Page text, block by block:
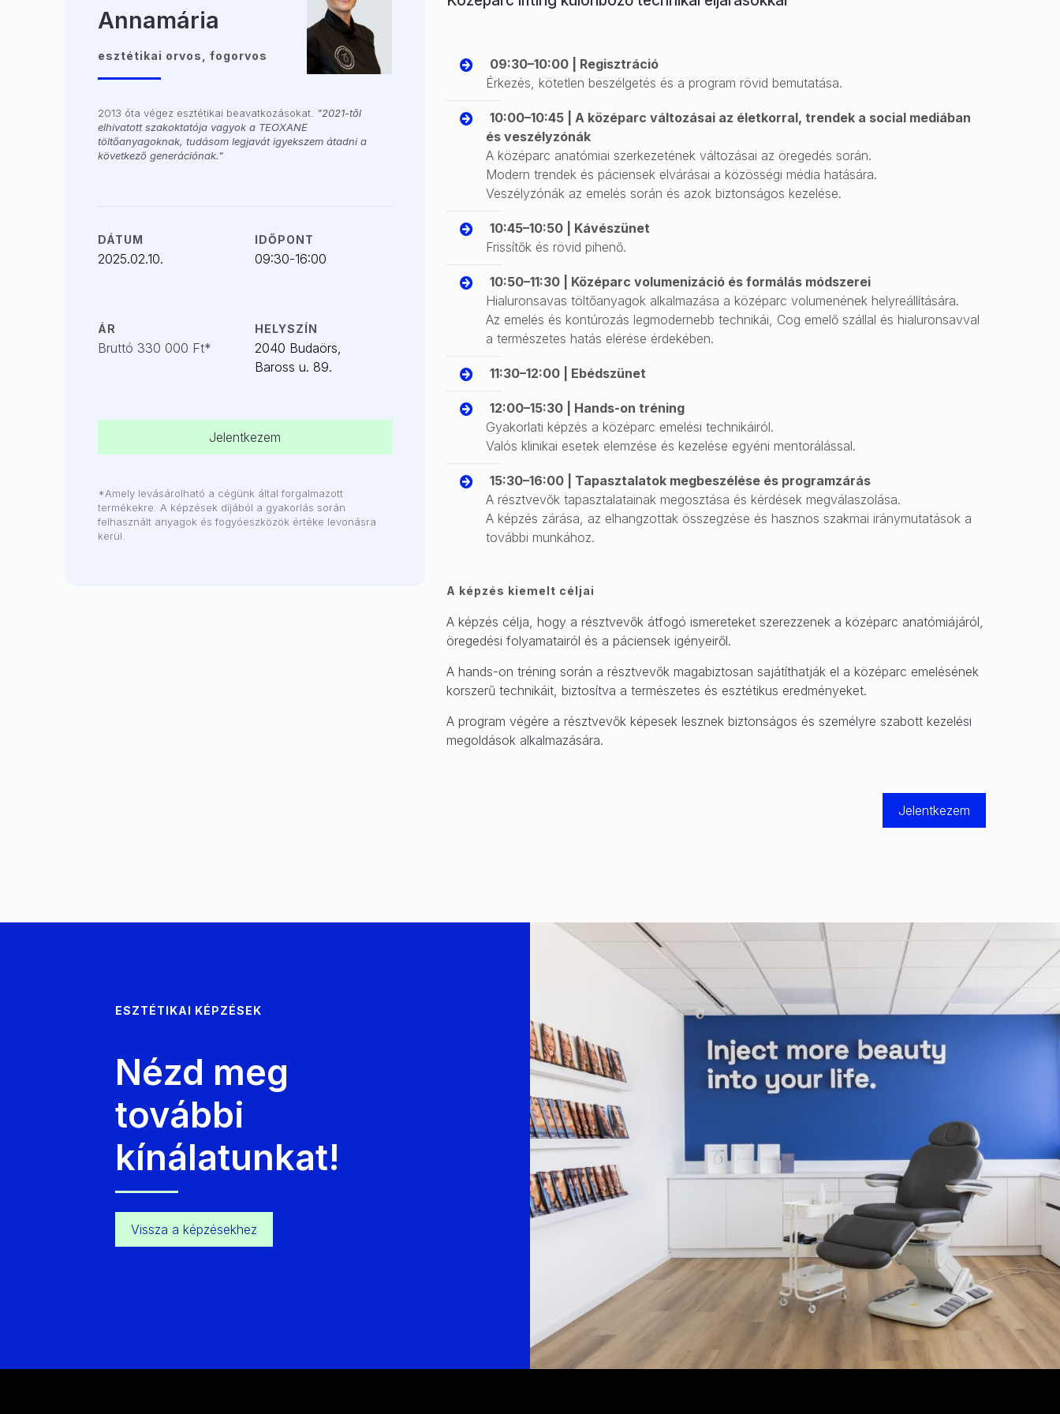
Annamária
esztétikai orvos, fogorvos
2013 óta végez esztétikai beavatkozásokat.
"2021-től
elhivatott szakoktatója vagyok a TEOXANE
töltőanyagoknak, tudásom legjavát igyekszem átadni a
következő generációnak."
DÁTUM
2025.02.10.
IDŐPONT
09:30-16:00
ÁR
Bruttó 330 000 Ft*
HELYSZÍN
2040 Budaörs,
Baross u. 89.
Jelentkezem
*Amely levásárolható a cégünk által forgalmazott
termékekre. A képzések díjából a gyakorlás során
felhasznált anyagok és fogyóeszközök értéke levonásra
kerül.
09:30–10:00 | Regisztráció
Érkezés, kötetlen beszélgetés és a program rövid bemutatása.
10:00–10:45 | A középarc változásai az életkorral, trendek a social mediában
és veszélyzónák
A középarc anatómiai szerkezetének változásai az öregedés során.
Modern trendek és páciensek elvárásai a közösségi média hatására.
Veszélyzónák az emelés során és azok biztonságos kezelése.
10:45–10:50 | Kávészünet
Frissítők és rövid pihenő.
10:50–11:30 | Középarc volumenizáció és formálás módszerei
Hialuronsavas töltőanyagok alkalmazása a középarc volumenének helyreállítására.
Az emelés és kontúrozás legmodernebb technikái, Cog emelő szállal és hialuronsavval
a természetes hatás elérése érdekében.
11:30–12:00 | Ebédszünet
12:00–15:30 | Hands-on tréning
Gyakorlati képzés a középarc emelési technikáiról.
Valós klinikai esetek elemzése és kezelése egyéni mentorálással.
15:30–16:00 | Tapasztalatok megbeszélése és programzárás
A résztvevők tapasztalatainak megosztása és kérdések megválaszolása.
A képzés zárása, az elhangzottak összegzése és hasznos szakmai iránymutatások a
további munkához.
A képzés kiemelt céljai
A képzés célja, hogy a résztvevők átfogó ismereteket szerezzenek a középarc anatómiájáról,
öregedési folyamatairól és a páciensek igényeiről.
A hands-on tréning során a résztvevők magabiztosan sajátíthatják el a középarc emelésének
korszerű technikáit, biztosítva a természetes és esztétikus eredményeket.
A program végére a résztvevők képesek lesznek biztonságos és személyre szabott kezelési
megoldások alkalmazására.
Jelentkezem
ESZTÉTIKAI KÉPZÉSEK
Nézd meg
további
kínálatunkat!
Vissza a képzésekhez